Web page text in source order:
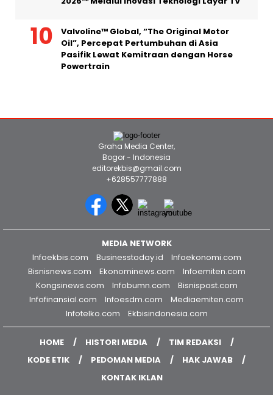
Oil”, Percepat Pertumbuhan di Asia
Powertrain
Bogor - Indonesia
+628557777888
MEDIA NETWORK
Businesstoday.id
Infoekonomi.com
Bisnisnews.com
Ekonominews.com
Infoemiten.com
Kongsinews.com
Infobumn.com
Infofinansial.com
Infoesdm.com
Mediaemiten.com
Infotelko.com
Ekbisindonesia.com
HOME HISTORI MEDIA
TIM REDAKSI
KODE ETIK
PEDOMAN MEDIA
HAK JAWAB
KONTAK IKLAN
COPYRIGHT © 2026 INFOTELKO.COM - ALL RIGHTS RESERVED